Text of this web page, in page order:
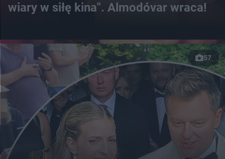
wiary w siłę kina". Almodóvar wraca!
57